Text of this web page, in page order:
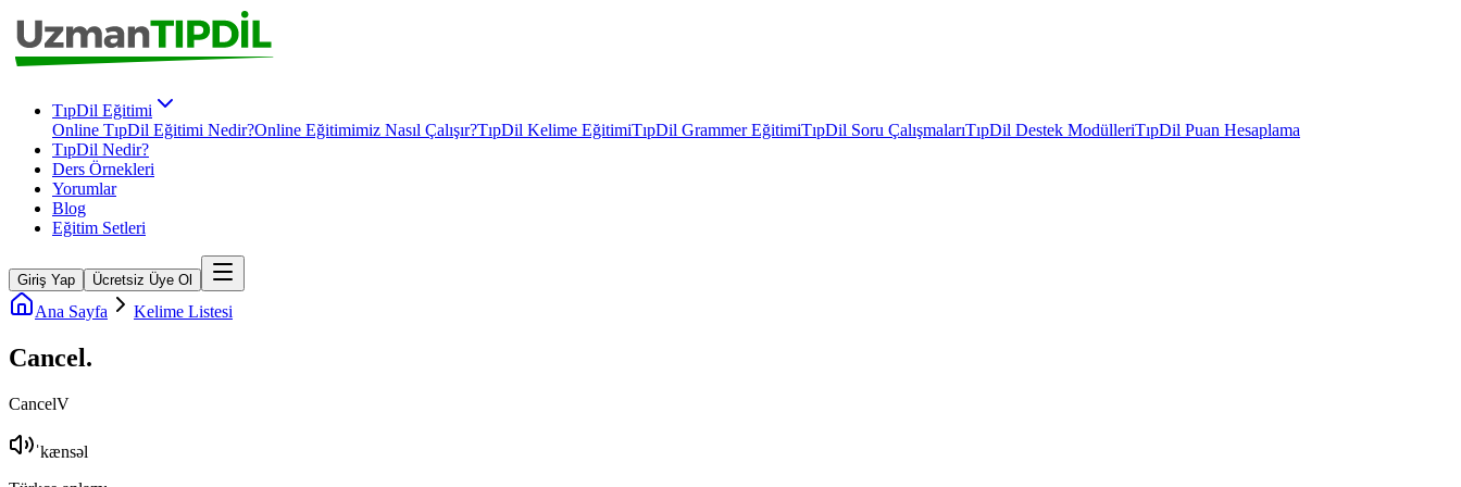
TıpDil Eğitimi
Online TıpDil Eğitimi Nedir?Online Eğitimimiz Nasıl Çalışır?TıpDil Kelime EğitimiTıpDil Grammer EğitimiTıpDil Soru ÇalışmalarıTıpDil Destek ModülleriTıpDil Puan Hesaplama
TıpDil Nedir?
Ders Örnekleri
Yorumlar
Blog
Eğitim Setleri
Giriş Yap Ücretsiz Üye Ol
Ana Sayfa Kelime Listesi
Cancel.
CancelV
ˈkænsəl